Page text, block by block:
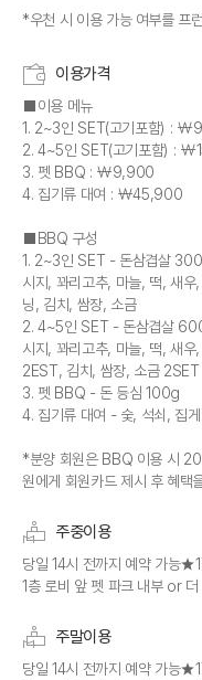
*우천 시 이용 가능 여부를 프
이용가격
■이용 메뉴
1. 2~3인 SET(고기포함) :
2. 4~5인 SET(고기포함) :
3. 펫 BBQ : ￦9,900
4. 집기류 대여 : ￦45,900
■BBQ 구성
1. 2~3인 SET - 돈삼겹살
시지, 꽈리고추, 마늘, 떡, 새
닝, 김치, 쌈장, 소금
2. 4~5인 SET - 돈삼겹살
시지, 꽈리고추, 마늘, 떡, 새
2EST, 김치, 쌈장, 소금 2SET
3. 펫 BBQ - 돈 등심 100g
4. 집기류 대여 - 숯, 석쇠, 집
*분양 회원은 BBQ 이용 시
원에게 회원카드 제시 후 혜택
주중이용
당일 14시 전까지 예약 가능
1층 로비 앞 펫 파크 내부 or
주말이용
당일 14시 전까지 예약 가능